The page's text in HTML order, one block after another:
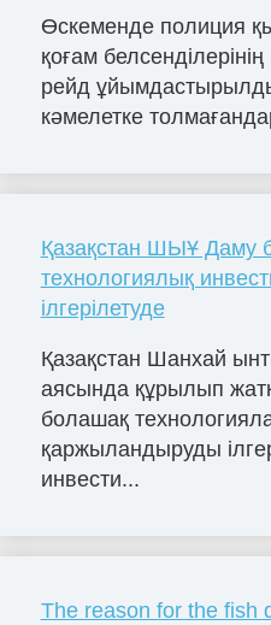
Өскеменде полиция
қоғам
рейд
кәмелетке
Қазақстан ШЫҰ Даму
технологиялық
ілгерілетуде
Қазақстан Шанхай
аясында құрылып
болашақ
қаржыландыруды
инвести...
The reason for the fish